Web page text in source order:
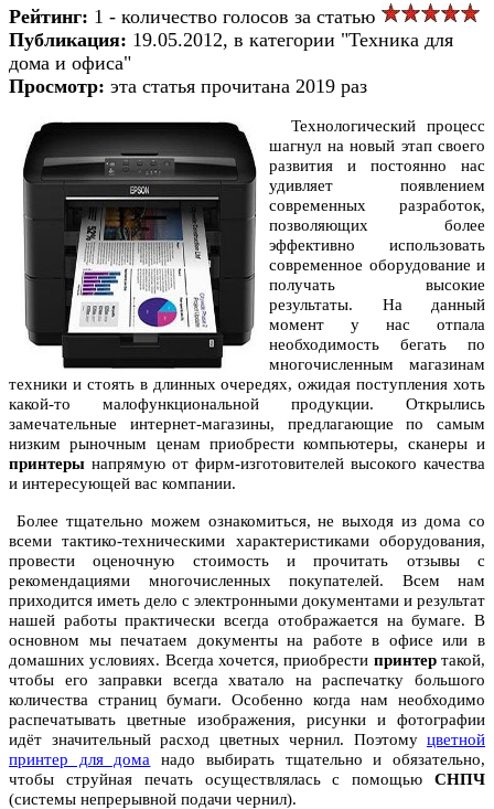
Рейтинг: 1 - количество голосов за статью
Публикация: 19.05.2012, в категории "Техника для
дома и офиса"
Просмотр: эта статья прочитана 2019 раз
Технологический процесс
шагнул на новый этап своего
развития и постоянно нас
удивляет появлением
современных разработок,
позволяющих более
эффективно использовать
современное оборудование и
получать высокие
результаты. На данный
момент у нас отпала
необходимость бегать по
многочисленным магазинам
техники и стоять в длинных очередях, ожидая поступления хоть
какой-то малофункциональной продукции. Открылись
замечательные интернет-магазины, предлагающие по самым
низким рыночным ценам приобрести компьютеры, сканеры и
принтеры напрямую от фирм-изготовителей высокого качества
и интересующей вас компании.
Более тщательно можем ознакомиться, не выходя из дома со
всеми тактико-техническими характеристиками оборудования,
провести оценочную стоимость и прочитать отзывы с
рекомендациями многочисленных покупателей. Всем нам
приходится иметь дело с электронными документами и результат
нашей работы практически всегда отображается на бумаге. В
основном мы печатаем документы на работе в офисе или в
домашних условиях. Всегда хочется, приобрести принтертакой,
чтобы его заправки всегда хватало на распечатку большого
количества страниц бумаги. Особенно когда нам необходимо
распечатывать цветные изображения, рисунки и фотографии
идёт значительный расход цветных чернил. Поэтому цветной
принтер для дома надо выбирать тщательно и обязательно,
чтобы струйная печать осуществлялась с помощью СНПЧ
(системы непрерывной подачи чернил).